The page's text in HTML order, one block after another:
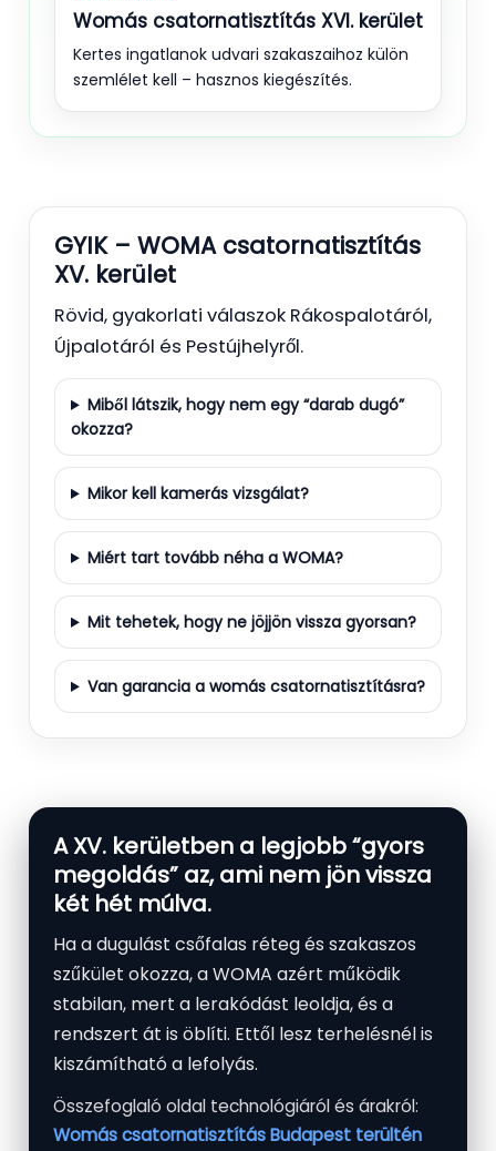
Womás csatornatisztítás XVI. kerület
Kertes ingatlanok udvari szakaszaihoz külön
szemlélet kell – hasznos kiegészítés.
GYIK – WOMA csatornatisztítás
XV. kerület
Rövid, gyakorlati válaszok Rákospalotáról,
Újpalotáról és Pestújhelyről.
Miből látszik, hogy nem egy “darab dugó”
okozza?
Mikor kell kamerás vizsgálat?
Miért tart tovább néha a WOMA?
Mit tehetek, hogy ne jöjjön vissza gyorsan?
Van garancia a womás csatornatisztításra?
A XV. kerületben a legjobb “gyors
megoldás” az, ami nem jön vissza
két hét múlva.
Ha a dugulást csőfalas réteg és szakaszos
szűkület okozza, a WOMA azért működik
stabilan, mert a lerakódást leoldja, és a
rendszert át is öblíti. Ettől lesz terhelésnél is
kiszámítható a lefolyás.
Összefoglaló oldal technológiáról és árakról:
Womás csatornatisztítás Budapest terültén